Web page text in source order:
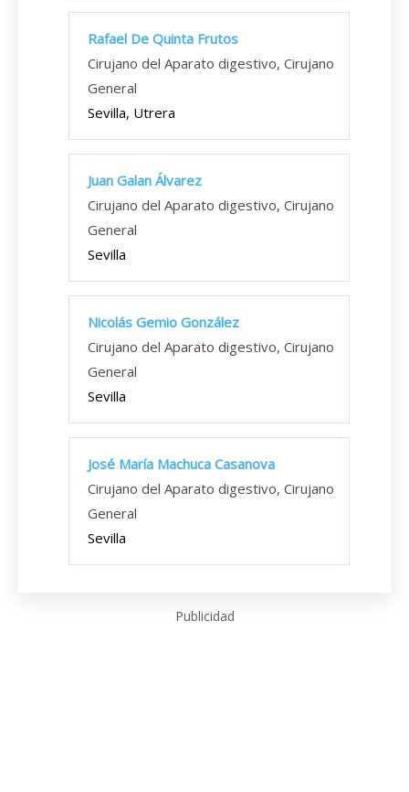
Rafael De Quinta Frutos
Cirujano del Aparato digestivo, Cirujano
General
Sevilla, Utrera
Juan Galan Álvarez
Cirujano del Aparato digestivo, Cirujano
General
Sevilla
Nicolás Gemio González
Cirujano del Aparato digestivo, Cirujano
General
Sevilla
José María Machuca Casanova
Cirujano del Aparato digestivo, Cirujano
General
Sevilla
Publicidad